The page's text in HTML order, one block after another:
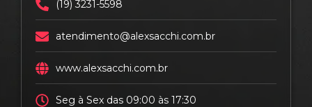
(19) 3231-5598
atendimento@alexsacchi.com.br
www.alexsacchi.com.br
Seg à Sex das 09:00 às 17:30